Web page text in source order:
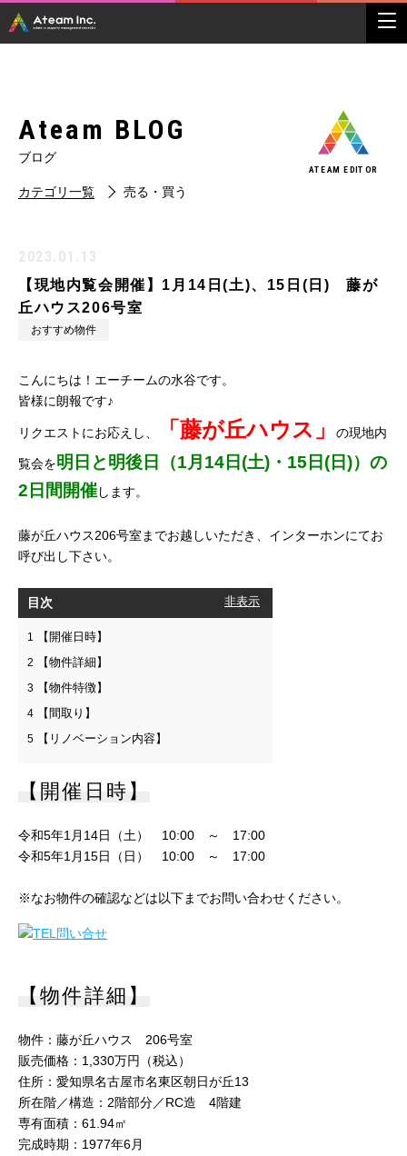
Ateam BLOG
ブログ
カテゴリ一覧 売る・買う
【現地内覧会開催】1月14日(土)、15日(日) 藤が
丘ハウス206号室
ATEAM EDITOR
おすすめ物件
こんにちは！エーチームの水谷です。
皆様に朗報です♪
リクエストにお応えし、 「藤が丘ハウス」 の現地内
覧会を明日と明後日（1月14日(土)・15日(日)）の
2日間開催します。
藤が丘ハウス206号室までお越しいただき、インターホンにてお
呼び出し下さい。
目次 非表示
1 【開催日時】
2 【物件詳細】
3 【物件特徴】
4 【間取り】
5 【リノベーション内容】
【開催日時】
令和5年1月14日（土） 10:00 ～ 17:00
令和5年1月15日（日） 10:00 ～ 17:00
※なお物件の確認などは以下までお問い合わせください。
【物件詳細】
物件：藤が丘ハウス 206号室
販売価格：1,330万円（税込）
住所：愛知県名古屋市名東区朝日が丘13
所在階／構造：2階部分／RC造 4階建
専有面積：61.94㎡
完成時期：1977年6月